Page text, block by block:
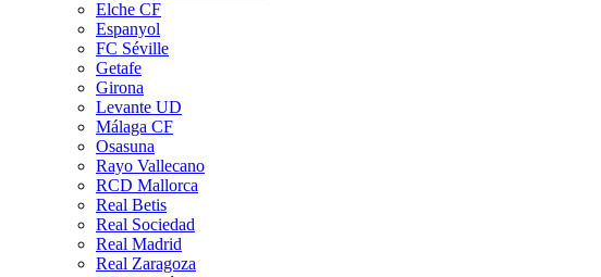
Elche CF
Espanyol
FC Séville
Getafe
Girona
Levante UD
Málaga CF
Osasuna
Rayo Vallecano
RCD Mallorca
Real Betis
Real Sociedad
Real Madrid
Real Zaragoza